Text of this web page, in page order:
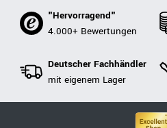
"Hervorragend"
4.000+ Bewertungen
Deutscher Fachhändler
mit eigenem Lager